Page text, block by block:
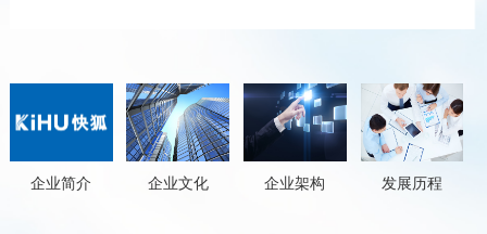
企业简介 企业文化 企业架构 发展历程